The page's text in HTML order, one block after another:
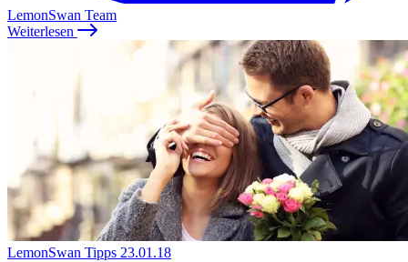
LemonSwan Team
Weiterlesen
LemonSwan Tipps 23.01.18